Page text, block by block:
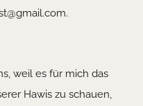
weil es für mich das
Hawis zu schauen,